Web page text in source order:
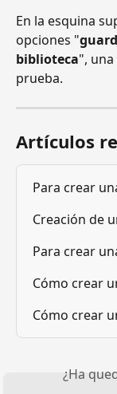
En la esquina
opciones "
biblioteca",
prueba.
Artículos
Para crear
Creación de
Para crear
Cómo crear
Cómo crear
¿Ha